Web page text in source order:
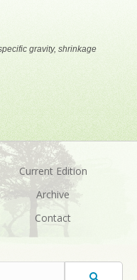
gravity, shrinkage
Current Edition
Archive
Contact